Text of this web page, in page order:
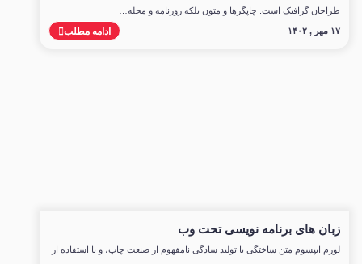
طراحان گرافیک است. چاپگرها و متون بلکه روزنامه و مجله…
۱۷ مهر , ۱۴۰۲ ادامه مطلب
زبان های برنامه نویسی تحت وب
لورم ایپسوم متن ساختگی با تولید سادگی نامفهوم از صنعت چاپ، و با استفاده از